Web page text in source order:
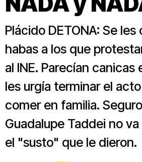
Plácido DETONA: Se les
habas a los que
al INE. Parecían canicas
les urgía terminar el
comer en familia.
Guadalupe Taddei no va a
el "susto" que le dieron.